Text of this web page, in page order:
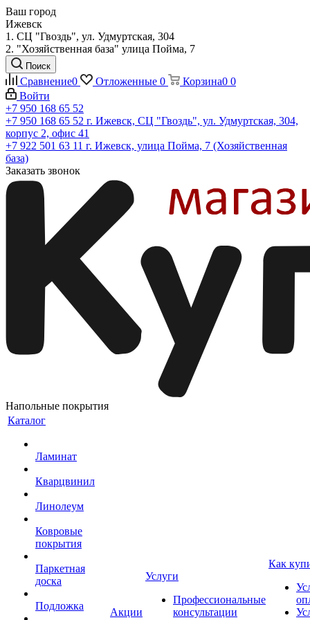
Ваш город
Ижевск
1. СЦ "Гвоздь", ул. Удмуртская, 304
2. "Хозяйственная база" улица Пойма, 7
Поиск
Сравнение0 Отложенные 0 Корзина0 0
Войти
+7 950 168 65 52
+7 950 168 65 52 г. Ижевск, СЦ "Гвоздь", ул. Удмуртская, 304,
корпус 2, офис 41
+7 922 501 63 11 г. Ижевск, улица Пойма, 7 (Хозяйственная
база)
Заказать звонок
Напольные покрытия
Каталог
Ламинат
Кварцвинил
Линолеум
Ковровые
покрытия
Паркетная
доска
Подложка
Акции
Услуги
Профессиональные
консультации
Как